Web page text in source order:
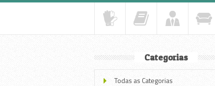
Categorias
Todas as Categorias